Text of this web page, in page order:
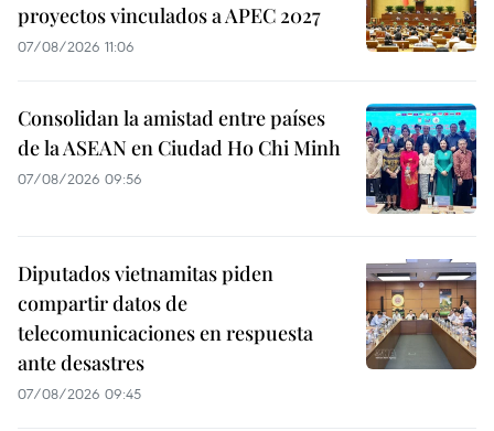
proyectos vinculados a APEC 2027
07/08/2026 11:06
Consolidan la amistad entre países
de la ASEAN en Ciudad Ho Chi Minh
07/08/2026 09:56
Diputados vietnamitas piden
compartir datos de
telecomunicaciones en respuesta
ante desastres
07/08/2026 09:45